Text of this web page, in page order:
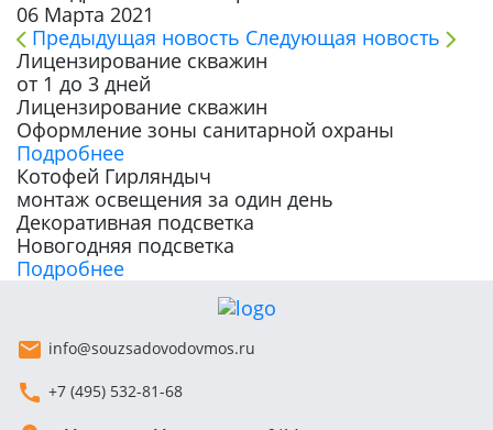
Записаться на приём
Вступить в союз
06 Марта 2021
Предыдущая новость Следующая новость
Лицензирование скважин
от 1 до 3 дней
Лицензирование скважин
Оформление зоны санитарной охраны
Подробнее
Котофей Гирляндыч
монтаж освещения за один день
Декоративная подсветка
Новогодняя подсветка
Подробнее
+7 (495) 532-81-68
info@souzsadovodovmos.ru